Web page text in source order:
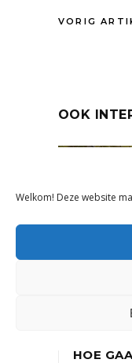
Welkom! Deze website
VORIG
OOK
HOE